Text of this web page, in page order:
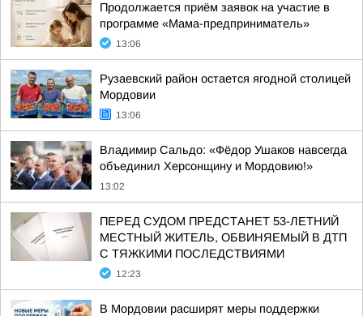
Продолжается приём заявок на участие в
программе «Мама-предприниматель»
13:06
Рузаевский район остается ягодной столицей
Мордовии
13:06
Владимир Сальдо: «Фёдор Ушаков навсегда
объединил Херсонщину и Мордовию!»
13:02
ПЕРЕД СУДОМ ПРЕДСТАНЕТ 53-ЛЕТНИЙ
МЕСТНЫЙ ЖИТЕЛЬ, ОБВИНЯЕМЫЙ В ДТП
С ТЯЖКИМИ ПОСЛЕДСТВИЯМИ
12:23
В Мордовии расширят меры поддержки